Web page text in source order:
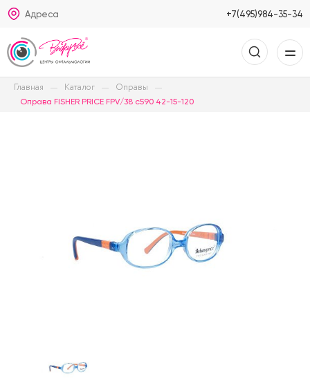
Адреса +7(495)984-35-34
Главная Каталог Оправы
Оправа FISHER PRICE FPV/38 c590 42-15-120